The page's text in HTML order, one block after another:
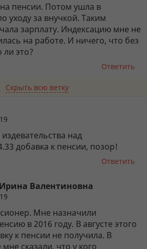
пенсии. Потом ушла в
уходу за внучкой. Таким
зарплату. Индексацию мне не
на работе. И ничего, что без
это?
Ответить
Скрыть всю ветку
над
добавка к пенсии, позор!
Ответить
Валентиновна
Мне назначили
в 2016 году. В августе этого
к пенсии не получила. В
сказали, что у кого